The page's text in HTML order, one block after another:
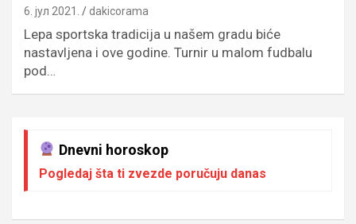
6. јул 2021. dakicorama
Lepa sportska tradicija u našem gradu biće
nastavljena i ove godine. Turnir u malom fudbalu
pod…
Dnevni horoskop
Pogledaj šta ti zvezde poručuju danas